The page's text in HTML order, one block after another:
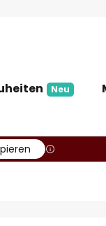
Neu